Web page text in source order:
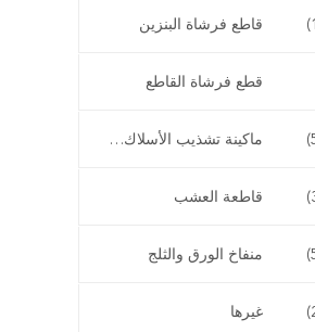
قاطع فرشاة البنزين
قطع فرشاة القاطع
ماكينة تشذيب الأسلاك اللاسلكية
قاطعة العشب
منفاخ الورق والثلج
غيرها